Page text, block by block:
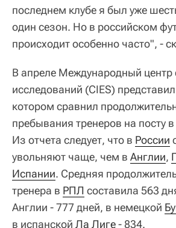
последнем клубе я был уже
один сезон. Но в российском
происходит особенно часто", -
В апреле Международный центр
исследований (CIES)
котором сравнил
пребывания тренеров на посту
Из отчета следует, что в России
увольняют чаще, чем в Англии,
Испании. Средняя
тренера в РПЛ составила 563
Англии - 777 дней, в немецкой
в испанской Ла Лиге- 834.